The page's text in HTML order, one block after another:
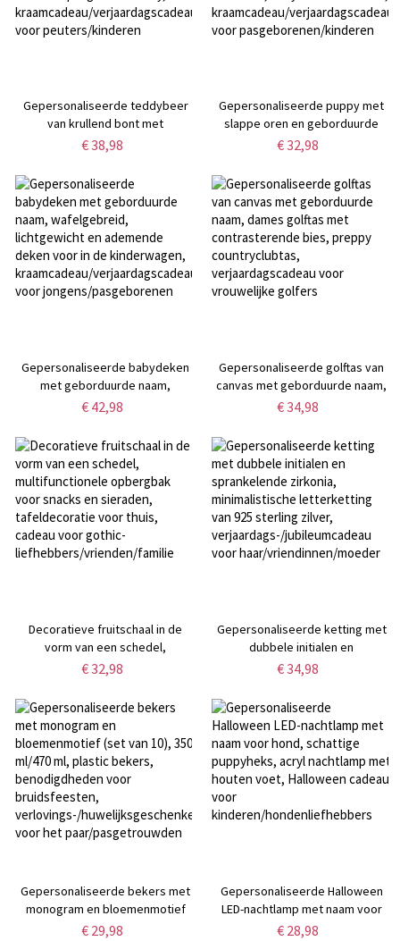
Gepersonaliseerde teddybeer
van krullend bont met
geborduurde naam, pluche
voor een pasgeboren baby,
kraamcadeau/verjaardagscadeau
voor peuters/kinderen
€ 38,98
Gepersonaliseerde puppy met
slappe oren en geborduurde
naam, schattige pluche hond om
babykamerdecoratie,
kraamcadeau/verjaardagscadeau
voor pasgeborenen/kinderen
€ 32,98
Gepersonaliseerde babydeken
met geborduurde naam,
wafelgebreid, lichtgewicht en
kinderwagen,
kraamcadeau/verjaardagscadeau
voor jongens/pasgeborenen
€ 42,98
Gepersonaliseerde golftas van
canvas met geborduurde naam,
dames golftas met
countryclubtas,
verjaardagscadeau voor
vrouwelijke golfers
€ 34,98
Decoratieve fruitschaal in de
vorm van een schedel,
multifunctionele opbergbak voor
tafeldecoratie voor thuis, cadeau
liefhebbers/vrienden/familie
€ 32,98
Gepersonaliseerde ketting met
dubbele initialen en
sprankelende zirkonia,
925 sterling zilver,
verjaardags-/jubileumcadeau
voor haar/vriendinnen/moeder
€ 34,98
Gepersonaliseerde bekers met
monogram en bloemenmotief
(set van 10), 350 ml/470 ml,
€ 29,98
Gepersonaliseerde Halloween
LED-nachtlamp met naam voor
hond, schattige puppyheks, acryl
€ 28,98